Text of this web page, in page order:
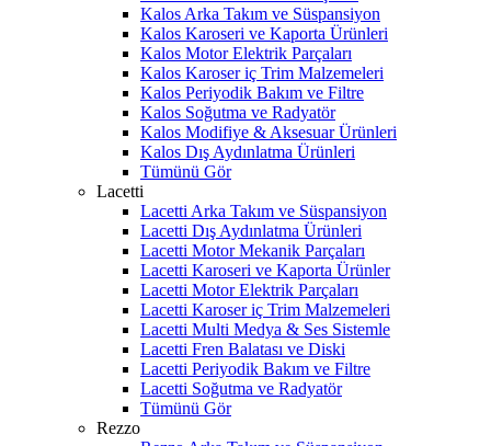
Kalos Arka Takım ve Süspansiyon
Kalos Karoseri ve Kaporta Ürünleri
Kalos Motor Elektrik Parçaları
Kalos Karoser iç Trim Malzemeleri
Kalos Periyodik Bakım ve Filtre
Kalos Soğutma ve Radyatör
Kalos Modifiye & Aksesuar Ürünleri
Kalos Dış Aydınlatma Ürünleri
Tümünü Gör
Lacetti
Lacetti Arka Takım ve Süspansiyon
Lacetti Dış Aydınlatma Ürünleri
Lacetti Motor Mekanik Parçaları
Lacetti Karoseri ve Kaporta Ürünler
Lacetti Motor Elektrik Parçaları
Lacetti Karoser iç Trim Malzemeleri
Lacetti Multi Medya & Ses Sistemle
Lacetti Fren Balatası ve Diski
Lacetti Periyodik Bakım ve Filtre
Lacetti Soğutma ve Radyatör
Tümünü Gör
Rezzo